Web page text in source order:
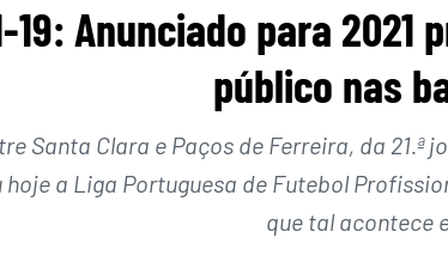
19: Anunciado para 2021
público nas
Santa Clara e Paços de Ferreira, da
hoje a Liga Portuguesa de Futebol
que tal acontece